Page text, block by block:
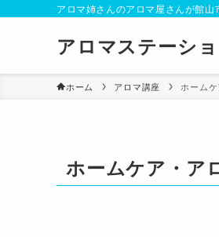
アロマ姉さんのアロマ屋さんが館山
アロマステーシ
ホーム アロマ講座 ホーム
ホームケア・ア